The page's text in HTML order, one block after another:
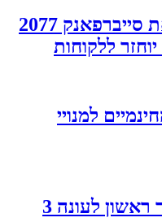
בצעד דרמטי סוני הסירה את סייברפאנק 2077
ללקוחות
החינמיים למנויי
'Winter Knockout': טיזר ראשון לעונה 3